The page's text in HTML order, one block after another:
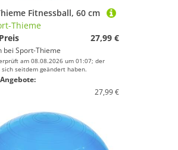
Fitnessball, 60 cm
Thieme
27,99 €
bei Sport-Thieme
am 08.08.2026 um 01:07; der
sich seitdem geändert haben.
27,99 €